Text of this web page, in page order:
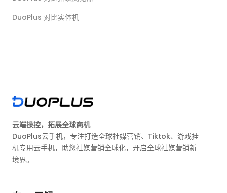
DuoPlus 对比实体机
云端操控，拓展全球商机
DuoPlus云手机，专注打造全球社媒营销、Tiktok、游戏挂
机专用云手机，助您社媒营销全球化，开启全球社媒营销新
境界。